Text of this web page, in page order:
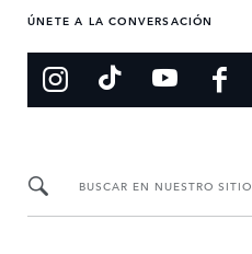
ÚNETE A LA CONVERSACIÓN
BUSCAR EN NUESTRO SITIO